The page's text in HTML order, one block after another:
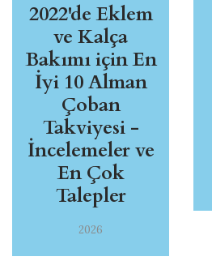
2022'de Eklem
ve Kalça
Bakımı için En
İyi 10 Alman
Çoban
Takviyesi -
İncelemeler ve
En Çok
Talepler
2026